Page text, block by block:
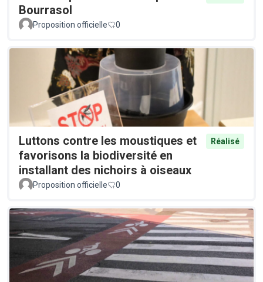
Bourrasol
Proposition officielle 0
Luttons contre les moustiques et
favorisons la biodiversité en
installant des nichoirs à oiseaux
Réalisé
Proposition officielle 0